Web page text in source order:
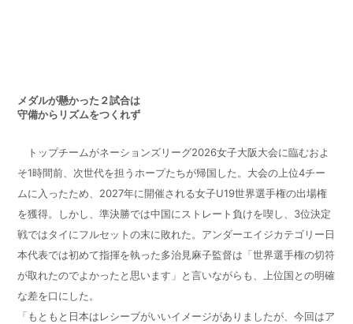
メダルが懸かった２試合は
守備からリズムをつくれず
トップチームがネーションズリーグ2026女子大阪大会に臨むおよ
そ1時間前、次世代を担うホープたちが帰国した。大会の上位4チー
ムに入ったため、 2027年に開催される女子U19世界選手権の出場権
を獲得。しかし、準決勝では中国にストレート負けを喫し、 3位決定
戦ではタイにフルセットの末に敗れた。アンダーエイジカテゴリー日
本代表では初めて指揮を執った多治見麻子監督は「世界選手権の切符
が取れたのでよかったと思います」と言いながらも、上位国との明確
な差を口にした。
「もともと日本はレシーブがいいイメージがありましたが、今回はア